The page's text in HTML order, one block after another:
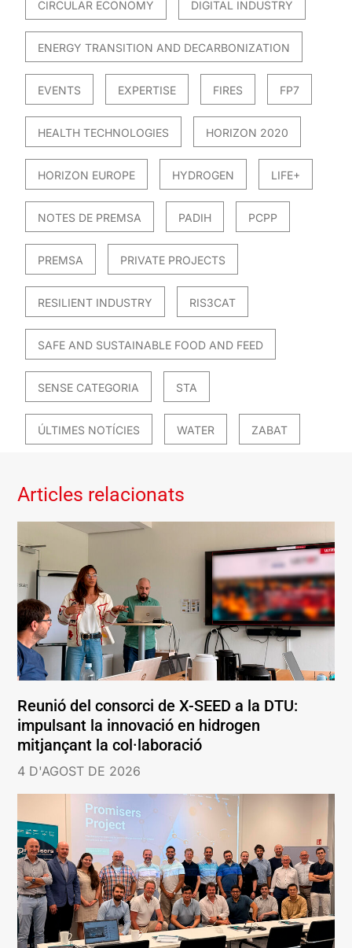
CIRCULAR ECONOMY DIGITAL INDUSTRY
ENERGY TRANSITION AND DECARBONIZATION
EVENTS EXPERTISE FIRES FP7
HEALTH TECHNOLOGIES HORIZON 2020
HORIZON EUROPE HYDROGEN LIFE+
NOTES DE PREMSA PADIH PCPP
PREMSA PRIVATE PROJECTS
RESILIENT INDUSTRY RIS3CAT
SAFE AND SUSTAINABLE FOOD AND FEED
SENSE CATEGORIA STA
ÚLTIMES NOTÍCIES WATER ZABAT
Articles relacionats
Reunió del consorci de X-SEED a la DTU:
impulsant la innovació en hidrogen
mitjançant la col·laboració
4 D'AGOST DE 2026